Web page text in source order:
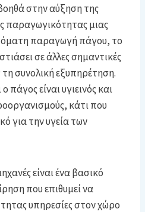
στην αύξηση της
παραγωγικότητας μιας
παραγωγή πάγου, το
σε άλλες σημαντικές
συνολική εξυπηρέτηση.
πάγος είναι υγιεινός και
κάτι που
για την υγεία των
είναι ένα βασικό
που επιθυμεί να
υπηρεσίες στον χώρο